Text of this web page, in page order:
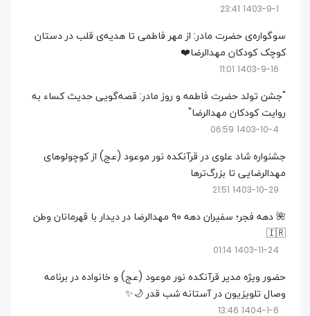
1403-9-1 23:41
سوگواره‌ی حضرت مادر: از مهر فاطمی تا هدیه‌ی قلب در دستان
کوچک کودکان مهدالرضا❤️
1403-9-16 11:01
"جشن تولد حضرت فاطمه و روز مادر: قصه‌گویی حدیث کساء به
روایت کودکان مهدالرضا"
1403-10-4 06:59
جشنواره شاد علوی در قرآنکده نور موعود (عج) از کوچولو‌های
مهدالرضایی تا بزرگ‌تر‌ها
1403-10-29 21:51
🌺 دهه فجر؛ سفیران دهه ۹۰ مهدالرضا در دیدار با قهرمانان وطن
🇮🇷
1403-11-24 01:14
حضور ویژه مدیر قرآنکده نور موعود (عج) و خانواده در برنامه
وصال تلویزیون در آستانه شب قدر 🌙✨
1404-1-6 13:46